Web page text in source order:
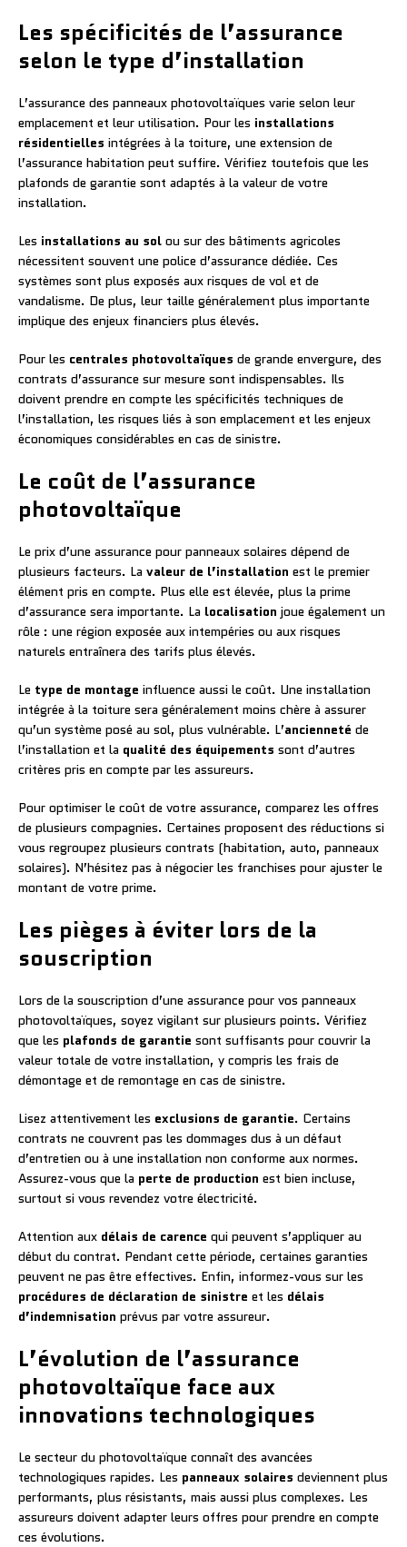
Les spécificités de l’assurance
selon le type d’installation
L’assurance des panneaux photovoltaïques varie selon leur
emplacement et leur utilisation. Pour les installations
résidentielles intégrées à la toiture, une extension de
l’assurance habitation peut suffire. Vérifiez toutefois que les
plafonds de garantie sont adaptés à la valeur de votre
installation.
Les installations au sol ou sur des bâtiments agricoles
nécessitent souvent une police d’assurance dédiée. Ces
systèmes sont plus exposés aux risques de vol et de
vandalisme. De plus, leur taille généralement plus importante
implique des enjeux financiers plus élevés.
Pour les centrales photovoltaïques de grande envergure, des
contrats d’assurance sur mesure sont indispensables. Ils
doivent prendre en compte les spécificités techniques de
l’installation, les risques liés à son emplacement et les enjeux
économiques considérables en cas de sinistre.
Le coût de l’assurance
photovoltaïque
Le prix d’une assurance pour panneaux solaires dépend de
plusieurs facteurs. La valeur de l’installation est le premier
élément pris en compte. Plus elle est élevée, plus la prime
d’assurance sera importante. La localisation joue également un
rôle : une région exposée aux intempéries ou aux risques
naturels entraînera des tarifs plus élevés.
Le type de montage influence aussi le coût. Une installation
intégrée à la toiture sera généralement moins chère à assurer
qu’un système posé au sol, plus vulnérable. L’ancienneté de
l’installation et la qualité des équipements sont d’autres
critères pris en compte par les assureurs.
Pour optimiser le coût de votre assurance, comparez les offres
de plusieurs compagnies. Certaines proposent des réductions si
vous regroupez plusieurs contrats (habitation, auto, panneaux
solaires). N’hésitez pas à négocier les franchises pour ajuster le
montant de votre prime.
Les pièges à éviter lors de la
souscription
Lors de la souscription d’une assurance pour vos panneaux
photovoltaïques, soyez vigilant sur plusieurs points. Vérifiez
que les plafonds de garantie sont suffisants pour couvrir la
valeur totale de votre installation, y compris les frais de
démontage et de remontage en cas de sinistre.
Lisez attentivement les exclusions de garantie. Certains
contrats ne couvrent pas les dommages dus à un défaut
d’entretien ou à une installation non conforme aux normes.
Assurez-vous que la perte de production est bien incluse,
surtout si vous revendez votre électricité.
Attention aux délais de carence qui peuvent s’appliquer au
début du contrat. Pendant cette période, certaines garanties
peuvent ne pas être effectives. Enfin, informez-vous sur les
procédures de déclaration de sinistre et les délais
d’indemnisation prévus par votre assureur.
L’évolution de l’assurance
photovoltaïque face aux
innovations technologiques
Le secteur du photovoltaïque connaît des avancées
technologiques rapides. Les panneaux solaires deviennent plus
performants, plus résistants, mais aussi plus complexes. Les
assureurs doivent adapter leurs offres pour prendre en compte
ces évolutions.